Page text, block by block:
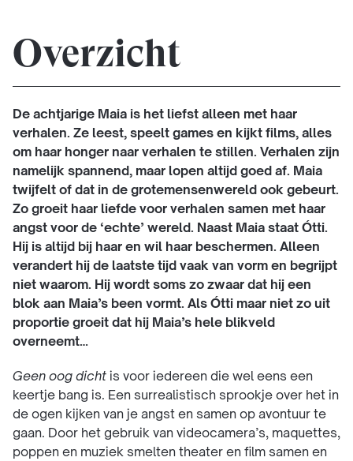
Overzicht
De achtjarige Maia is het liefst alleen met haar
verhalen. Ze leest, speelt games en kijkt films, alles
om haar honger naar verhalen te stillen. Verhalen zijn
namelijk spannend, maar lopen altijd goed af. Maia
twijfelt of dat in de grotemensenwereld ook gebeurt.
Zo groeit haar liefde voor verhalen samen met haar
angst voor de ‘echte’ wereld. Naast Maia staat Ótti.
Hij is altijd bij haar en wil haar beschermen. Alleen
verandert hij de laatste tijd vaak van vorm en begrijpt
niet waarom. Hij wordt soms zo zwaar dat hij een
blok aan Maia’s been vormt. Als Ótti maar niet zo uit
proportie groeit dat hij Maia’s hele blikveld
overneemt…
Geen oog dicht is voor iedereen die wel eens een
keertje bang is. Een surrealistisch sprookje over het in
de ogen kijken van je angst en samen op avontuur te
gaan. Door het gebruik van videocamera’s, maquettes,
poppen en muziek smelten theater en film samen en